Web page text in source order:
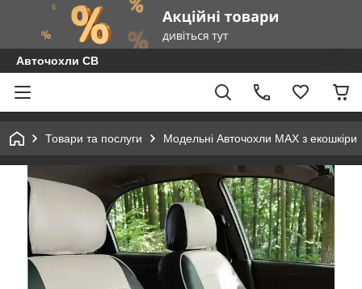
Авточохли СВ
Товари та послуги Модельні Авточохли MAX з екошкіри